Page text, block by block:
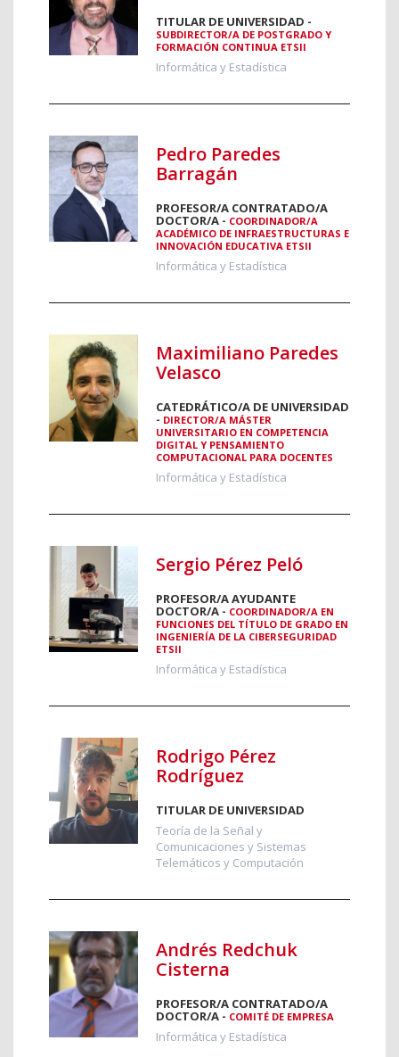
TITULAR DE UNIVERSIDAD -
SUBDIRECTOR/A DE POSTGRADO Y
FORMACIÓN CONTINUA ETSII
Informática y Estadística
Pedro Paredes
Barragán
PROFESOR/A CONTRATADO/A
DOCTOR/A - COORDINADOR/A
ACADÉMICO DE INFRAESTRUCTURAS E
INNOVACIÓN EDUCATIVA ETSII
Informática y Estadística
Maximiliano Paredes
Velasco
CATEDRÁTICO/A DE UNIVERSIDAD
- DIRECTOR/A MÁSTER
UNIVERSITARIO EN COMPETENCIA
DIGITAL Y PENSAMIENTO
COMPUTACIONAL PARA DOCENTES
Informática y Estadística
Sergio Pérez Peló
PROFESOR/A AYUDANTE
DOCTOR/A - COORDINADOR/A EN
FUNCIONES DEL TÍTULO DE GRADO EN
INGENIERÍA DE LA CIBERSEGURIDAD
ETSII
Informática y Estadística
Rodrigo Pérez
Rodríguez
TITULAR DE UNIVERSIDAD
Teoría de la Señal y
Comunicaciones y Sistemas
Telemáticos y Computación
Andrés Redchuk
Cisterna
PROFESOR/A CONTRATADO/A
DOCTOR/A - COMITÉ DE EMPRESA
Informática y Estadística